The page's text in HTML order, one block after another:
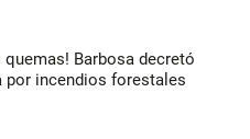
quemas! Barbosa decretó
por incendios forestales